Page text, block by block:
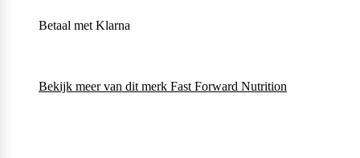
Betaal met Klarna
Bekijk meer van dit merk Fast Forward Nutrition